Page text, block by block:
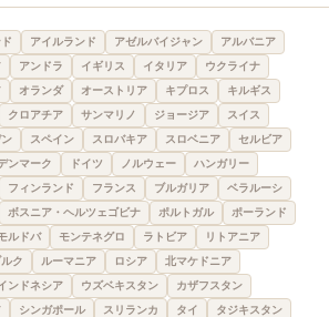
アイルランド アゼルバイジャン
アルバニア
アンドラ イギリス イタリア
ウクライナ
オランダ オーストリア キプロス
キルギス
クロアチア サンマリノ ジョージア
スイス
スペイン スロバキア スロベニア
セルビア
ンマーク ドイツ ノルウェー
ハンガリー
フィンランド フランス ブルガリア
ベラルーシ
ボスニア・ヘルツェゴビナ ポルトガル
ポーランド
ルドバ モンテネグロ ラトビア
リトアニア
ク
ルーマニア ロシア 北マケドニア
ンドネシア ウズベキスタン
カザフスタン
シンガポール スリランカ タイ
タジキスタン